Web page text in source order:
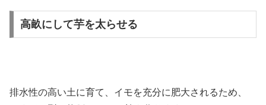
高畝にして芋を太らせる
排水性の高い土に育て、イモを充分に肥大されるため、